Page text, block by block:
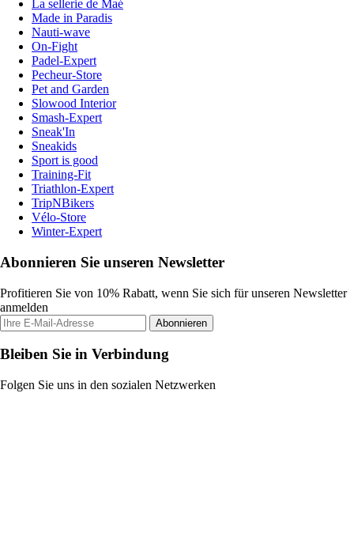
La sellerie de Maé
Made in Paradis
Nauti-wave
On-Fight
Padel-Expert
Pecheur-Store
Pet and Garden
Slowood Interior
Smash-Expert
Sneak'In
Sneakids
Sport is good
Training-Fit
Triathlon-Expert
TripNBikers
Vélo-Store
Winter-Expert
Abonnieren Sie unseren Newsletter
Profitieren Sie von 10% Rabatt, wenn Sie sich für unseren Newsletter
anmelden
Abonnieren
Bleiben Sie in Verbindung
Folgen Sie uns in den sozialen Netzwerken